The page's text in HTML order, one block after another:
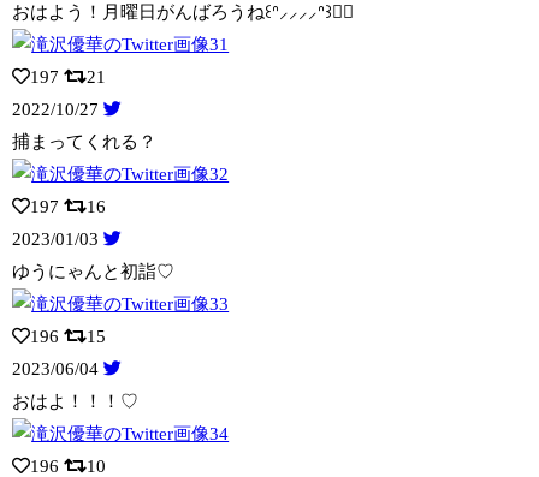
おはよう！月曜日がんばろうね꒰ᐢ⸝⸝⸝⸝ᐢ꒱✊🏻
197
21
2022/10/27
捕まってくれる？
197
16
2023/01/03
ゆうにゃんと初詣♡
196
15
2023/06/04
おはよ！！！♡
196
10